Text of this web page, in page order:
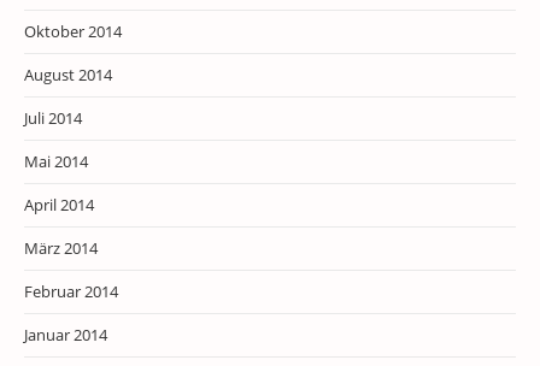
Oktober 2014
August 2014
Juli 2014
Mai 2014
April 2014
März 2014
Februar 2014
Januar 2014